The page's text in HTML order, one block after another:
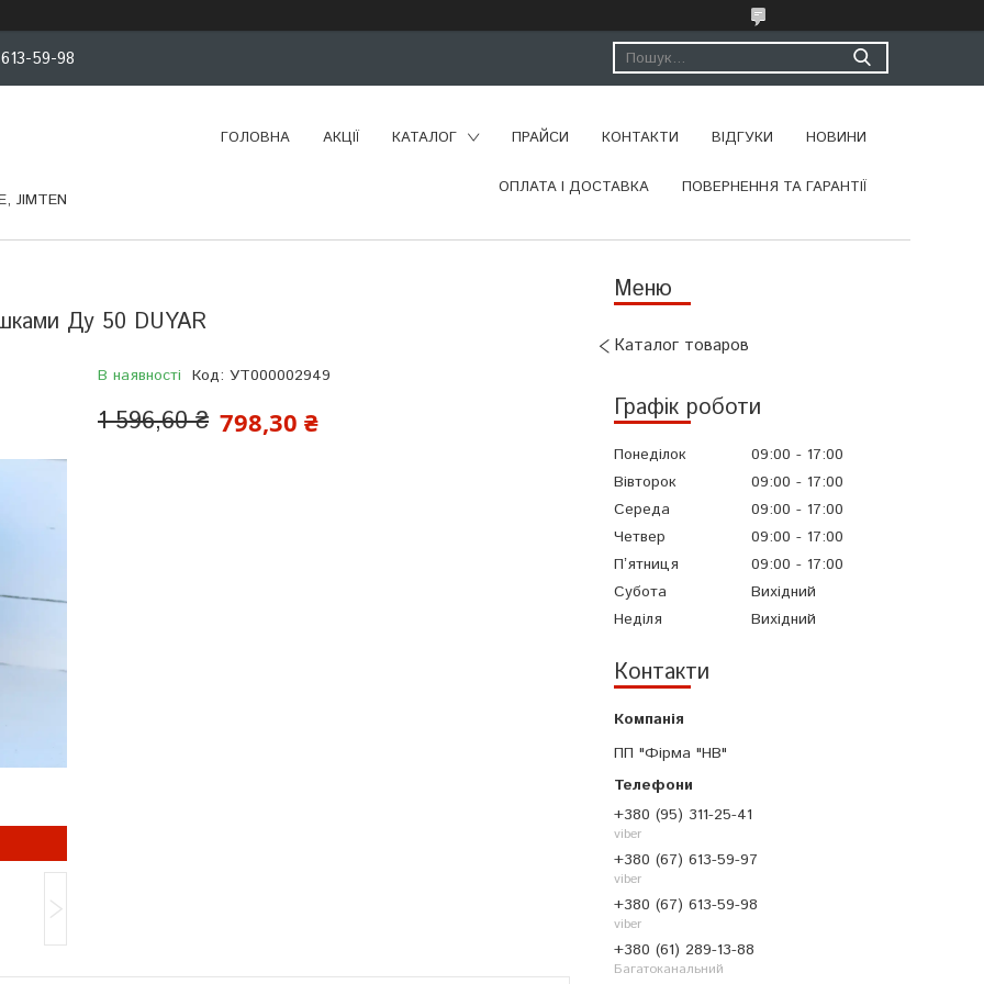
59-98
JIMTEN
ГОЛОВНА АКЦІЇ КАТАЛОГ ПРАЙСИ КОНТАКТИ ВІДГУКИ НОВИНИ
ОПЛАТА І ДОСТАВКА ПОВЕРНЕННЯ ТА ГАРАНТІЇ
Каталог товаров
Графік роботи
Понеділок 09:00
17:00
Вівторок
09:00
17:00
Середа
09:00
17:00
Четвер
09:00
17:00
Пʼятниця
09:00
17:00
Субота
Вихідний
Неділя
Вихідний
Контакти
ПП "Фірма "НВ"
+380 (95) 311-25-41
viber
+380 (67) 613-59-97
viber
+380 (67) 613-59-98
viber
+380 (61) 289-13-88
Багатоканальний
Ду 50 DUYAR
В наявності Код: УТ000002949
1 596,60 ₴ 798,30 ₴